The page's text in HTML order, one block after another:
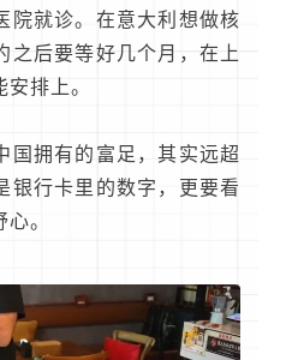
院就诊。在意大利想做核
之后要等好几个月，在上
排上。
国拥有的富足，其实远超
银行卡里的数字，更要看
。